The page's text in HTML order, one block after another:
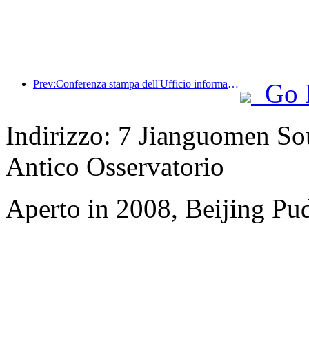
Prev:Conferenza stampa dell'Ufficio informazioni del Consiglio di Stato: i ricavi dei viaggi transfrontalieri del mio Paese sono aumentati del 42% nella prima metà di quest'anno
Go
Indirizzo: 7 Jianguomen
Antico Osservatorio
Aperto in 2008, Beijing